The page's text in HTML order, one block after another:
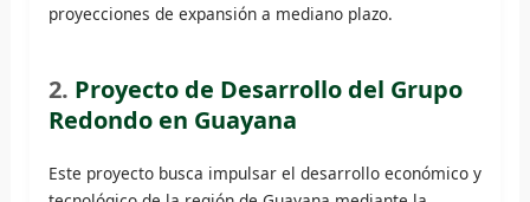
proyecciones de expansión a mediano plazo.
2. Proyecto de Desarrollo del Grupo
Redondo en Guayana
Este proyecto busca impulsar el desarrollo económico y